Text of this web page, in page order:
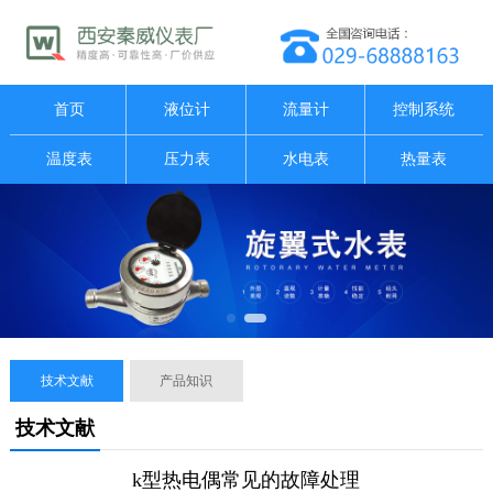
首页 液位计 流量计 控制系统
温度表 压力表 水电表 热量表
技术文献 产品知识
技术文献
k型热电偶常见的故障处理